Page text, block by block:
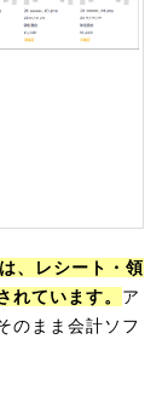
、レシート・領
れています。 ア
のまま会計ソフ